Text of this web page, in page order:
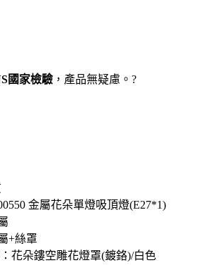
國家檢驗 ，產品無疑慮。 ?
金屬花朵單燈吸頂燈(E27*1)
+絲罩
花朵鏤空雕花燈罩(鍍鉻)/白色